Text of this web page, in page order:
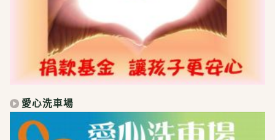
愛心洗車場